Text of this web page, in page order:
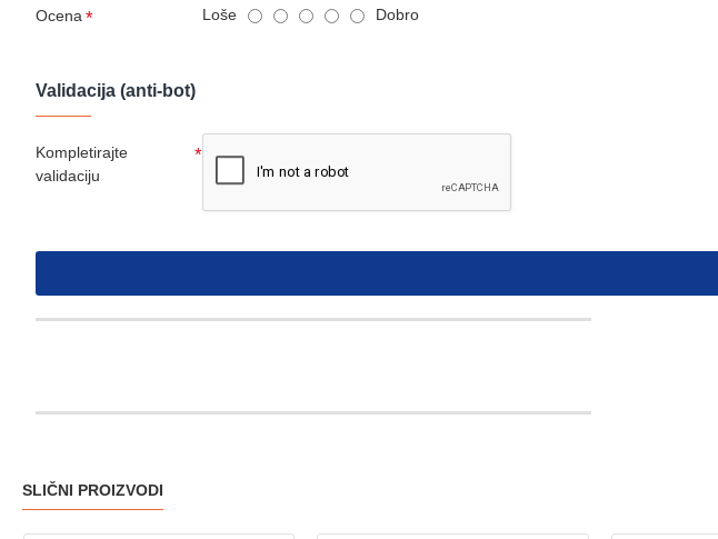
Ocena Loše Dobro
Validacija (anti-bot)
Kompletirajte
validaciju
SLIČNI PROIZVODI